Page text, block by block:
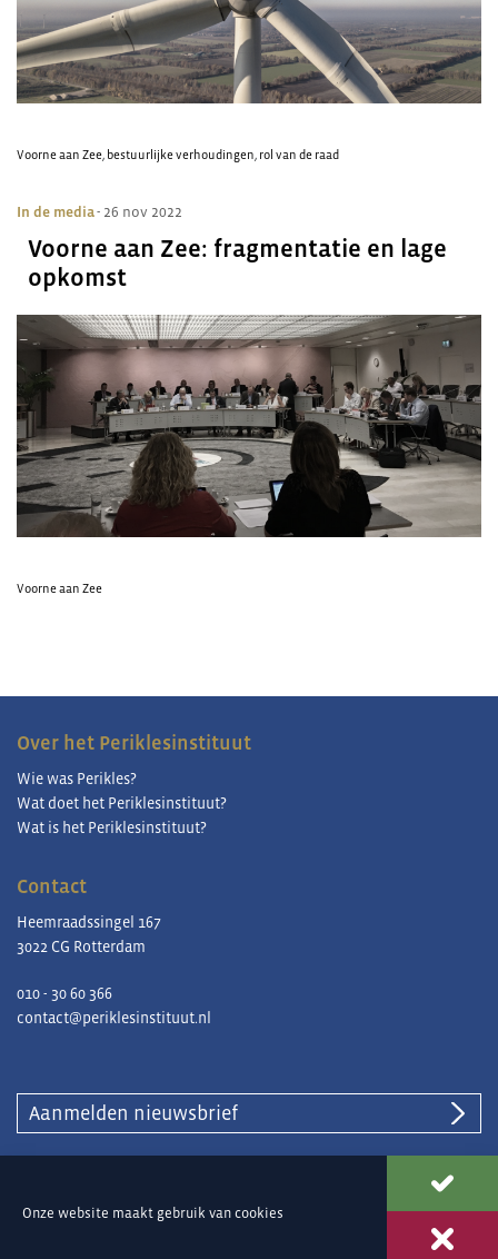
Onze website maakt gebruik van cookies
Voorne aan Zee, bestuurlijke verhoudingen, rol van de raad
In de media- 26 nov 2022
Voorne aan Zee: fragmentatie en lage
opkomst
Voorne aan Zee
Over het Periklesinstituut
Wie was Perikles?
Wat doet het Periklesinstituut?
Wat is het Periklesinstituut?
Contact
Heemraadssingel 167
3022 CG Rotterdam
010 - 30 60 366
contact@periklesinstituut.nl
Aanmelden nieuwsbrief